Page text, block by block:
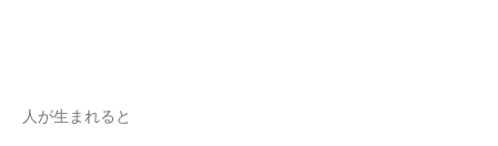
人が生まれると